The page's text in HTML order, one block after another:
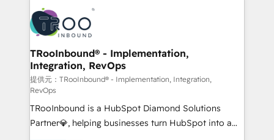
LATAM 2025 🏆 Impulsamos crecimiento con CRM +
IA en múltiples industrias. 👉 ¿Listo para transformar
conocimiento y experiencia enfocado en: 1.
Optimizar la eficiencia operativa de nuestros
clientes 2. Mejorar la experiencia del cliente 3.
Asegurar resultados medibles Nos especializamos
en bancos, seguros, e-commerce, Desarrolladores
Inmobiliarios y Empresas Distribuidoras de
Productos
TRooInbound® - Implementation,
Integration, RevOps
提供元：TRooInbound® - Implementation, Integration,
RevOps
TRooInbound is a HubSpot Diamond Solutions
Partner💎, helping businesses turn HubSpot into a
scalable growth engine. We work with startups, mid-